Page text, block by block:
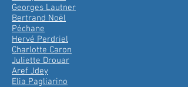
Georges Lautner
Bertrand Noël
Péchane
Hervé Perdriel
Charlotte Caron
Juliette Drouar
Aref Jdey
Elia Pagliarino